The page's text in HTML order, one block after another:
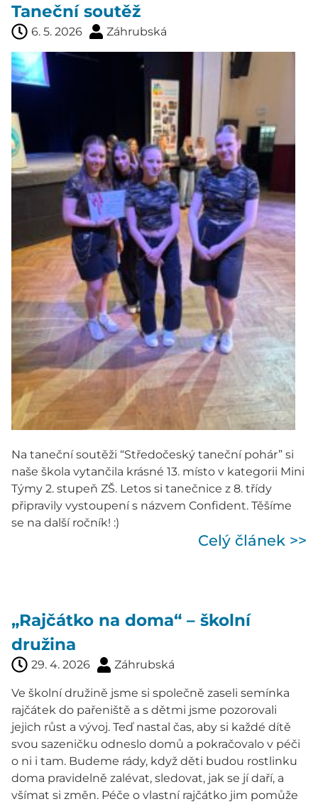
Taneční soutěž
6. 5. 2026 Záhrubská
Na taneční soutěži “Středočeský taneční pohár” si
naše škola vytančila krásné 13. místo v kategorii Mini
Týmy 2. stupeň ZŠ. Letos si tanečnice z 8. třídy
připravily vystoupení s názvem Confident. Těšíme
se na další ročník! :)
Celý článek >>
„Rajčátko na doma“ – školní
družina
29. 4. 2026 Záhrubská
Ve školní družině jsme si společně zaseli semínka
rajčátek do pařeniště a s dětmi jsme pozorovali
jejich růst a vývoj. Teď nastal čas, aby si každé dítě
svou sazeničku odneslo domů a pokračovalo v péči
o ni i tam. Budeme rády, když děti budou rostlinku
doma pravidelně zalévat, sledovat, jak se jí daří, a
všímat si změn. Péče o vlastní rajčátko jim pomůže